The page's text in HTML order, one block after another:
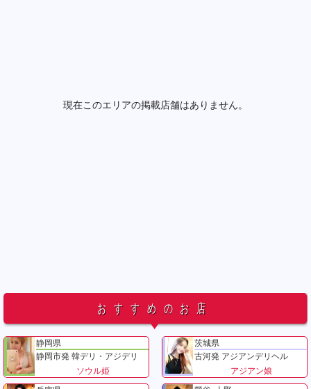
現在このエリアの掲載店舗はありません。
おすすめのお店
静岡県
静岡市発 韓デリ・アジデリ
ソウル姫
茨城県
古河発 アジアンデリヘル
アジアン娘